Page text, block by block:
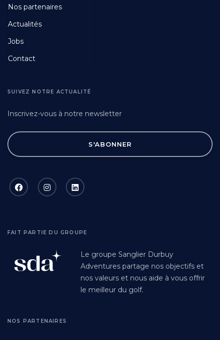
Nos partenaires
Actualités
Jobs
Contact
SUIVEZ NOTRE ACTUALITÉ
Inscrivez-vous à notre newsletter
S'ABONNER
FAIT PARTIE DU GROUPE
Le groupe Sanglier Durbuy
Adventures partage nos objectifs et
nos valeurs et nous aide à vous offrir
le meilleur du golf.
NOS PARTENAIRES